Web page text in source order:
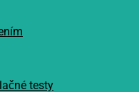
testy